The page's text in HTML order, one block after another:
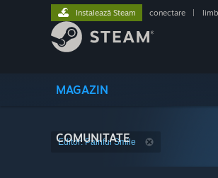
MAGAZIN
COMUNITATE
Instalează Steam conectare
Editor: Painful Smile